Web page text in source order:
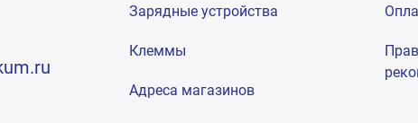
Зарядные устройства
Клеммы
Адреса магазинов